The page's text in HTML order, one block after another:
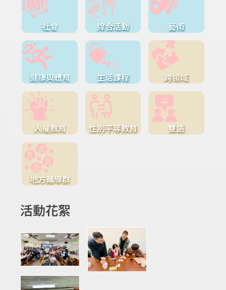
社會 綜合活動 藝術
健康與體育 生活課程 跨領域
人權教育 性別平等教育 雙語
地方輔導群
活動花絮